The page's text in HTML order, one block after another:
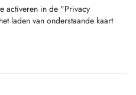
activeren in de "Privacy
laden van onderstaande kaart